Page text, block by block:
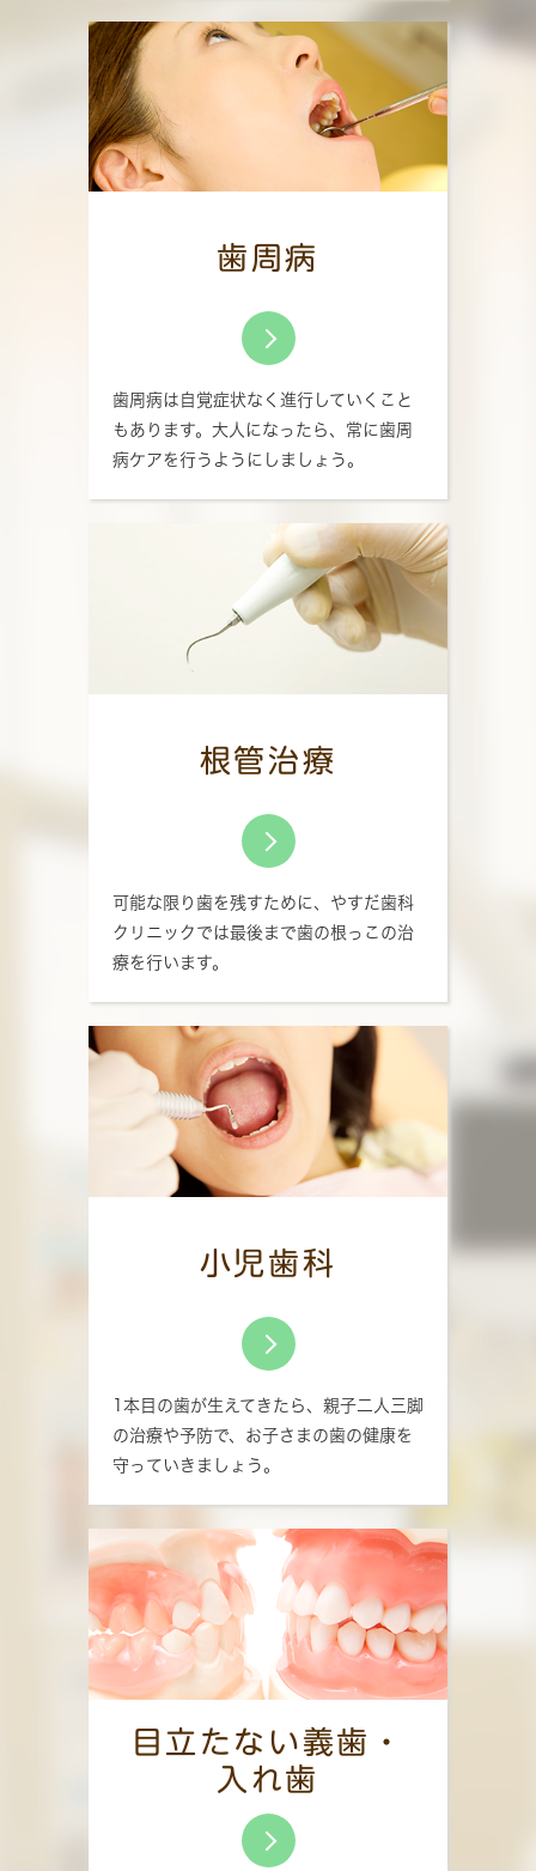
歯周病
歯周病は自覚症状なく進行していくこと
もあります。大人になったら、常に歯周
病ケアを行うようにしましょう。
根管治療
可能な限り歯を残すために、やすだ歯科
クリニックでは最後まで歯の根っこの治
療を行います。
小児歯科
1本目の歯が生えてきたら、親子二人三脚
の治療や予防で、お子さまの歯の健康を
守っていきましょう。
目立たない義歯・
入れ歯